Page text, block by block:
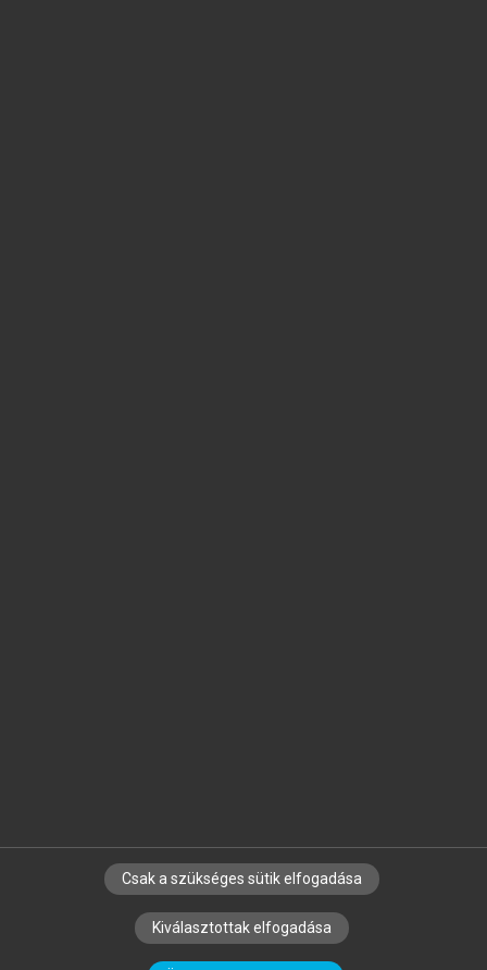
SZERZŐKNEK CÉGEKNEK KÖNYVTÁROSOKNAK
SZERKESZTÉSI ÉS LEKTORÁLÁSI ALAPELVEK
Csak a szükséges sütik elfogadása
Kiválasztottak elfogadása